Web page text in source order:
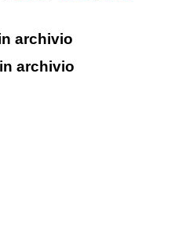
archivio
archivio